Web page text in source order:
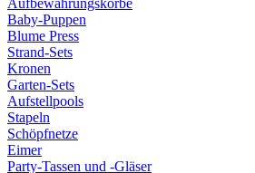
Aufbewahrungskörbe
Baby-Puppen
Blume Press
Strand-Sets
Kronen
Garten-Sets
Aufstellpools
Stapeln
Schöpfnetze
Eimer
Party-Tassen und -Gläser